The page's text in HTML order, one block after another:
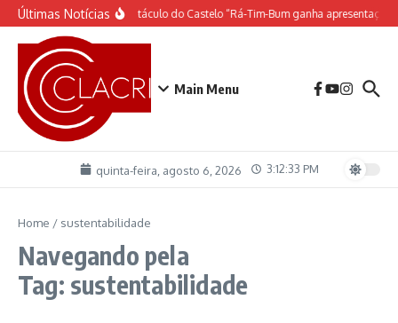
Ir para o conteúdo
Últimas NotíciasO espetáculo do Castelo “Rá-Tim-Bum ganha apresentação
Main Menu
quinta-feira, agosto 6, 2026 3:12:34 PM
Home / sustentabilidade
Navegando pela
Tag: sustentabilidade